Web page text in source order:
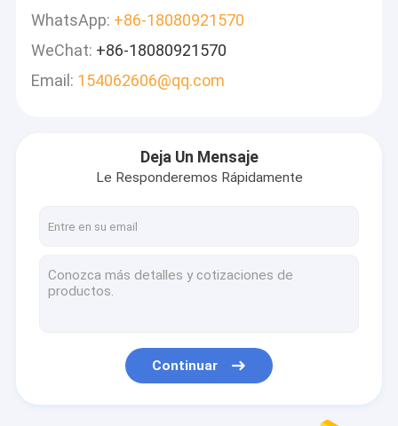
WhatsApp: +86-18080921570
WeChat: +86-18080921570
Email: 154062606@qq.com
Deja Un Mensaje
Le Responderemos Rápidamente
Continuar